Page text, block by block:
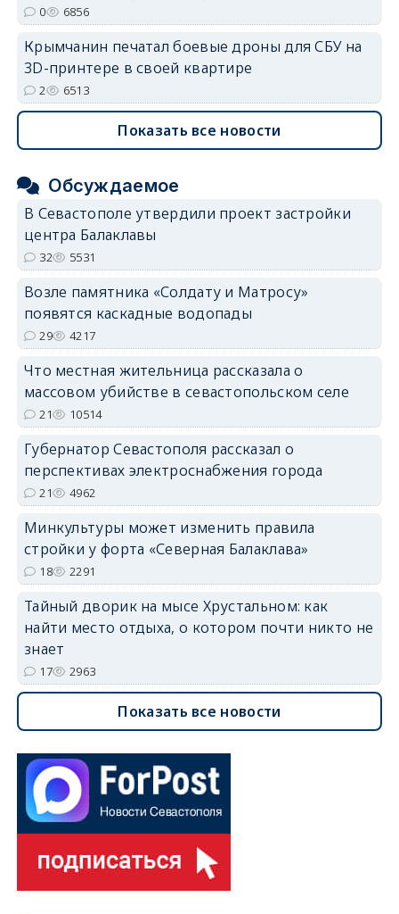
0 6856
Крымчанин печатал боевые дроны для СБУ на
3D-принтере в своей квартире
2 6513
Показать все новости
Обсуждаемое
В Севастополе утвердили проект застройки
центра Балаклавы
32 5531
Возле памятника «Солдату и Матросу»
появятся каскадные водопады
29 4217
Что местная жительница рассказала о
массовом убийстве в севастопольском селе
21 10514
Губернатор Севастополя рассказал о
перспективах электроснабжения города
21 4962
Минкультуры может изменить правила
стройки у форта «Северная Балаклава»
18 2291
Тайный дворик на мысе Хрустальном: как
найти место отдыха, о котором почти никто не
знает
17 2963
Показать все новости